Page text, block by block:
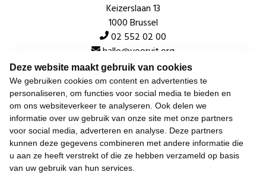
Deze website maakt gebruik van cookies
We gebruiken cookies om content en advertenties te
personaliseren, om functies voor social media te bieden en
om ons websiteverkeer te analyseren. Ook delen we
informatie over uw gebruik van onze site met onze partners
voor social media, adverteren en analyse. Deze partners
kunnen deze gegevens combineren met andere informatie die
u aan ze heeft verstrekt of die ze hebben verzameld op basis
van uw gebruik van hun services.
Keizerslaan 13
1000 Brussel
02 552 02 00
hallo@vooruit.org
Snel
Over de beweging
Algemeen